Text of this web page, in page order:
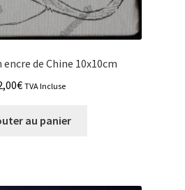
de Chine 10x10cm
€ TVA Incluse
au panier